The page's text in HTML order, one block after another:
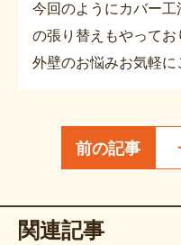
今回のようにカバー
の張り替えもやってお
外壁のお悩みお気軽
前の記事
関連記事